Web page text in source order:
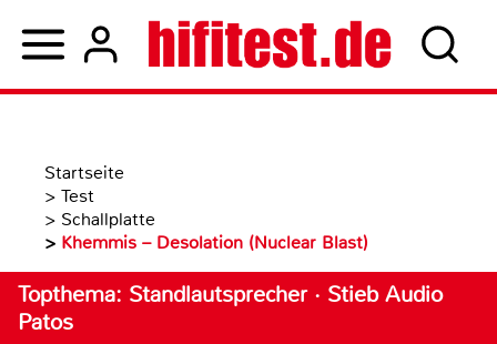
Startseite
> Test
> Schallplatte
> Khemmis – Desolation (Nuclear Blast)
Topthema: Standlautsprecher · Stieb Audio
Patos